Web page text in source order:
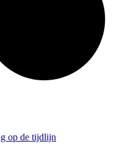
op de tijdlijn